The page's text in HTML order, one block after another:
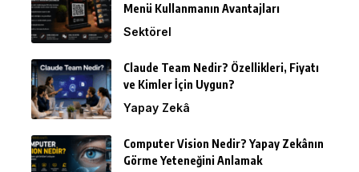
Menü Kullanmanın Avantajları
Sektörel
Claude Team Nedir? Özellikleri, Fiyatı
ve Kimler İçin Uygun?
Yapay Zekâ
Computer Vision Nedir? Yapay Zekânın
Görme Yeteneğini Anlamak